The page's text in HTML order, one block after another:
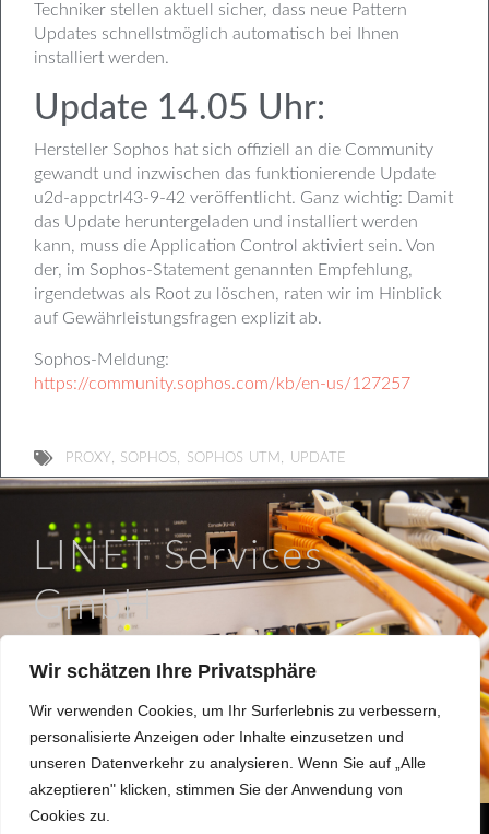
Wir schätzen Ihre Privatsphäre
Wir verwenden Cookies, um Ihr Surferlebnis zu verbessern,
personalisierte Anzeigen oder Inhalte einzusetzen und
unseren Datenverkehr zu analysieren. Wenn Sie auf „Alle
akzeptieren" klicken, stimmen Sie der Anwendung von
Cookies zu.
Techniker stellen aktuell sicher, dass neue Pattern
Updates schnellstmöglich automatisch bei Ihnen
installiert werden.
Update 14.05 Uhr:
Hersteller Sophos hat sich offiziell an die Community
gewandt und inzwischen das funktionierende Update
u2d-appctrl43-9-42 veröffentlicht. Ganz wichtig: Damit
das Update heruntergeladen und installiert werden
kann, muss die Application Control aktiviert sein. Von
der, im Sophos-Statement genannten Empfehlung,
irgendetwas als Root zu löschen, raten wir im Hinblick
auf Gewährleistungsfragen explizit ab.
Sophos-Meldung:
https://community.sophos.com/kb/en-us/127257
PROXY, SOPHOS, SOPHOS UTM , UPDATE
LINET Services
GmbH
Hinter dem Turme 12a, 38114 Braunschweig
0531 / 180508 0
info@linet.de